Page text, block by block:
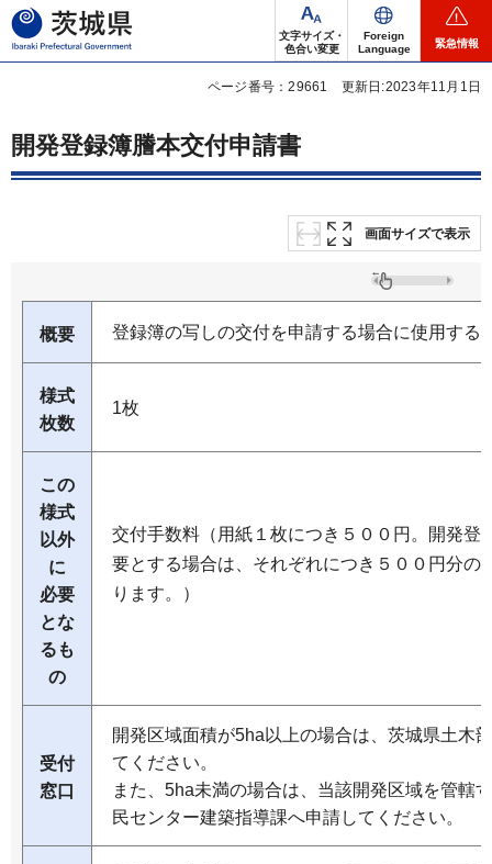
茨城県
文字サイズ・
色合い変更
Foreign
Language
緊急情報
ページ番号：29661 更新日:2023年11月1日
開発登録簿謄本交付申請書
画面サイズで表示
概要 登録簿の写しの交付を申請する場合に使用する
様式
枚数
1枚
この
様式
以外
に
必要
とな
るも
の
交付手数料（用紙１枚につき５００円。開発登
要とする場合は、それぞれにつき５００円分の
ります。）
受付
窓口
開発区域面積が5ha以上の場合は、茨城県土木
てください。
また、5ha未満の場合は、当該開発区域を管轄
民センター建築指導課へ申請してください。